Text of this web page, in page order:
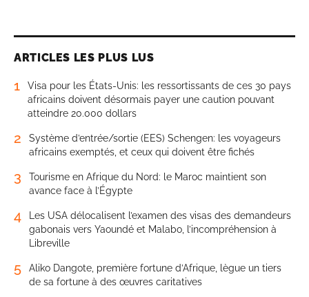
ARTICLES LES PLUS LUS
1
Visa pour les États-Unis: les ressortissants de ces 30 pays
africains doivent désormais payer une caution pouvant
atteindre 20.000 dollars
2
Système d’entrée/sortie (EES) Schengen: les voyageurs
africains exemptés, et ceux qui doivent être fichés
3
Tourisme en Afrique du Nord: le Maroc maintient son
avance face à l’Égypte
4
Les USA délocalisent l’examen des visas des demandeurs
gabonais vers Yaoundé et Malabo, l’incompréhension à
Libreville
5
Aliko Dangote, première fortune d’Afrique, lègue un tiers
de sa fortune à des œuvres caritatives